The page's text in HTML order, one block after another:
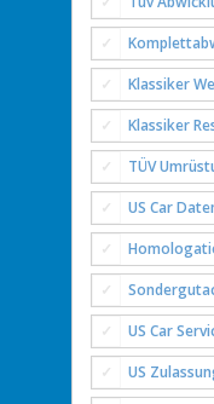
Klassiker
Klassiker
TÜV
US Car
US Car
US